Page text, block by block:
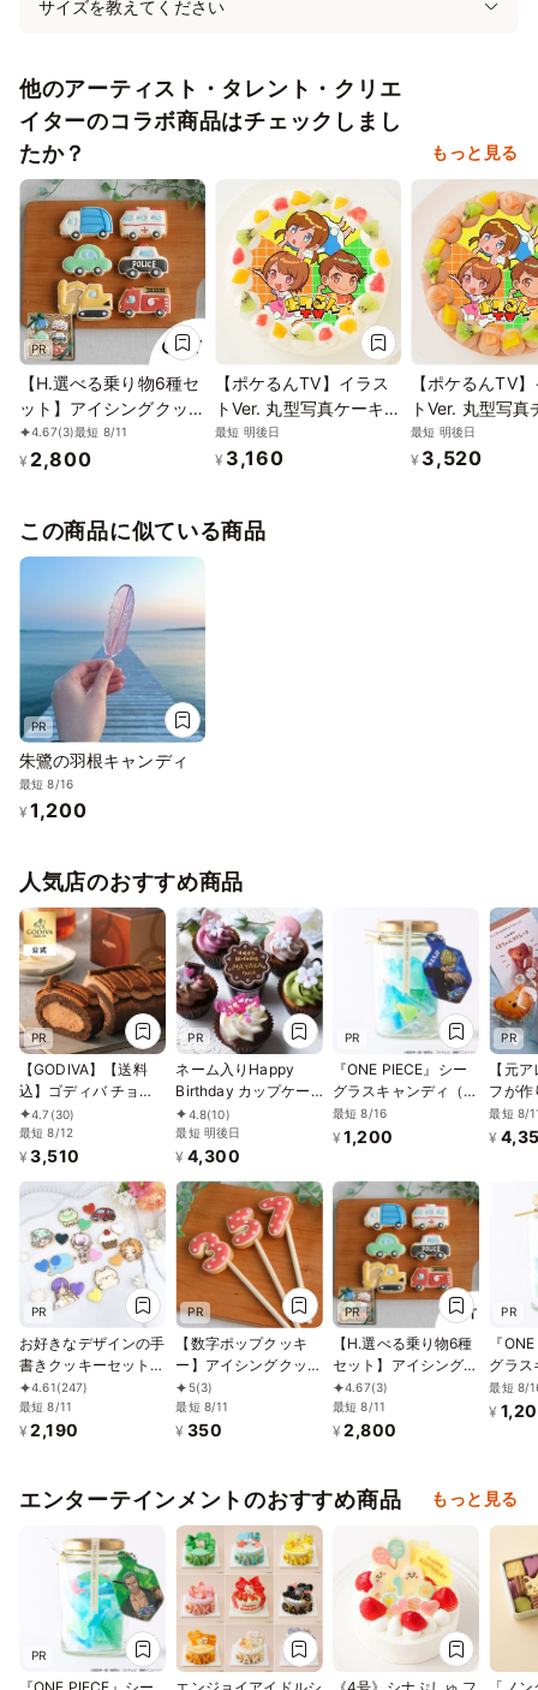
1/31 2/1 2
2/7
✕
8
✕
9
✕
10
✕
11
✕
2/14
✕ ✕ ✕ ✕ ✕
20
✕
2/21
✕
22
✕
23 24
✕
25
✕
27
✕
2/28
✕
3/1
✕
2
✕
3
✕
4
✕
6
✕
サイズを教えてください
他のアーティスト・タレント・クリエ
イターのコラボ商品はチェックしまし
たか？
もっと見る
PR
【H.選べる乗り物6種セ
ット】アイシングクッキ
ー クッキー 救急車 消防
車 パトカー 車 プチギフ
日 ケーキトッピング か
わいい お菓子
4.67(3)最短 8/11
¥ 2,800
【ポケるんTV】イラス
トVer. 丸型写真ケーキ 3
号 9cm
最短 明後日
¥ 3,160
【ポケるんTV
トVer. 丸型写真
ートケーキ 3号
最短 明後日
¥ 3,520
この商品に似ている商品
PR
朱鷺の羽根キャンディ
最短 8/16
¥ 1,200
人気店のおすすめ商品
PR
【GODIVA】【送料
込】ゴディバ チョコ
レートロールケーキ
お中元2026
4.7 (30)
最短 8/12
¥ 3,510
PR
ネーム入りHappy
Birthday カップケー
キBox 誕生日プレゼン
ト
4.8(10)
最短 明後日
¥ 4,300
PR
『ONE PIECE』シー
グラスキャンディ（サ
ンジ）
最短 8/16
¥ 1,200
PR
【元
フが作
ギー対
ドレー
最短 8/
¥
PR
お好きなデザインの手
書きクッキーセット♪
イラスト1枚から購入
可能！ハート付き《イ
ラストクッキー｜頂い
4.61(247)
最短 8/11
¥ 2,190
PR
【数字ポップクッキ
ー】アイシングクッキ
ー 誕生日 ケーキ クッ
キー 数字 デコレーシ
ョンケーキ オリジナ
キ
5(3)
最短 8/11
¥ 350
PR
【H.選べる乗り物6種
セット】アイシングク
ッキー クッキー 救急
車 消防車 パトカー 車
プチギフト ケーキデ
キトッピング かわい
い お菓子
4.67(3)
最短 8/11
¥ 2,800
PR
『
グラス
フィ）
最短 8/
¥
エンターテインメントのおすすめ商品 もっと見る
PR